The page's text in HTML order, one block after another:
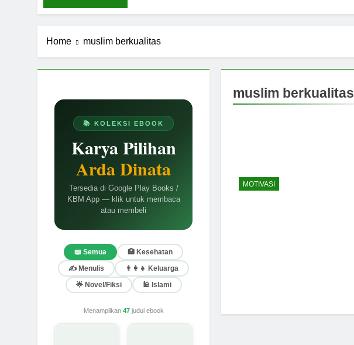
Home muslim berkualitas
📚 KOLEKSI EBOOK
Karya Pilihan
Arda Dinata
Tersedia di Google Play Books /
KBM App — klik untuk membaca
atau membeli
📖 Semua
🏥 Kesehatan
✍️ Menulis
👨‍👩‍👧 Keluarga
🌟 Novel/Fiksi
🕌 Islami
Menampilkan 47judul ebook
muslim berkualitas
MOTIVASI